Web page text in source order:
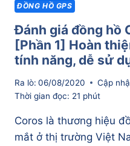
VÀ
KẾT
ĐỒNG HỒ GPS
Đánh giá đồng hồ
[Phần 1] Hoàn
tính năng, dễ sử
Ra lò: 06/08/2020 Cập
Thời gian đọc: 21 phút
Coros là thương hiệu
mắt ở thị trường Việt